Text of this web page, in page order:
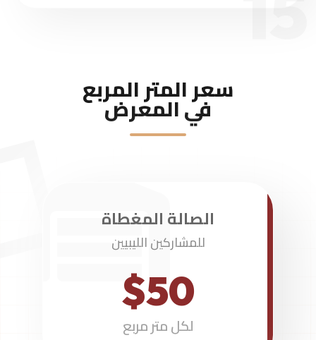
سعر المتر المربع
في المعرض
الصالة المغطاة
للمشاركين الليبيين
$50
لكل متر مربع